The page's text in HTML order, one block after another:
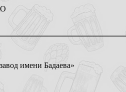
имени Бадаева»